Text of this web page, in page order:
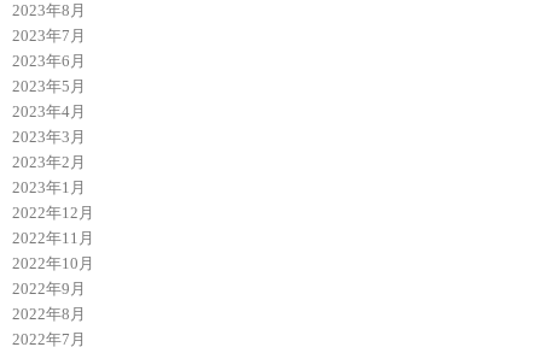
2023年8月
2023年7月
2023年6月
2023年5月
2023年4月
2023年3月
2023年2月
2023年1月
2022年12月
2022年11月
2022年10月
2022年9月
2022年8月
2022年7月